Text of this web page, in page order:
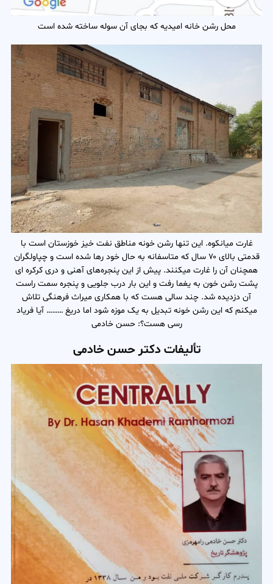
محل رشن خانه امیدیه که بجای آن سوله ساخته شده است
غارت میانکوه. این تنها رشن خونه مناطق نفت خیز خوزستان است با
قدمتی بالای ۷۰ سال که متاسفانه به حال خود رها شده است و چپاولگران
همچنان آن را غارت میکنند. پیش از این پنجره‌‌‌های آهنی و دری کرکره ای
پشت رشن خون به یغما رفت و این بار درب جلویی و پنجره سمت راست
آن دزدیده شد. چند سالی هست که با همکاری میراث فرهنگی تلاش
میکنم که این رشن خونه تبدیل به یک موزه شود اما دریغ ……… آیا فریاد
رسی هست؟: حسن خادمی
تألیفات دکتر حسن خادمی‌